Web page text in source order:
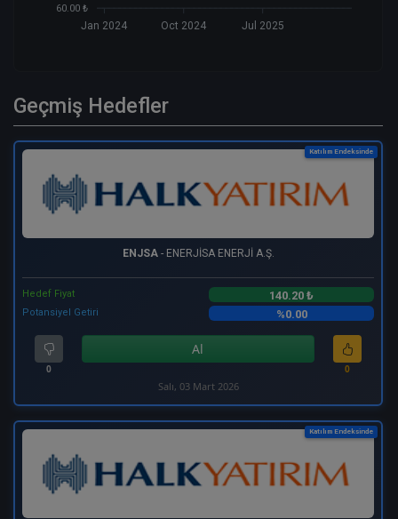
60.00 ₺
Jan 2024 Oct 2024 Jul 2025
Geçmiş Hedefler
Katılım Endeksinde
ENJSA- ENERJİSA ENERJİ A.Ş.
Hedef Fiyat 140.20 ₺
Potansiyel Getiri %0.00
0
Al
0
Salı, 03 Mart 2026
Katılım Endeksinde